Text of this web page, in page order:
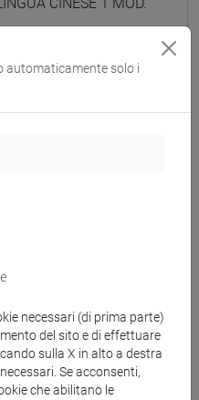
A-E
F-O
CINESE 1 MOD.
DI LINGUA CINESE 1
DI LINGUA CINESE 1
DI LINGUA CINESE 1
M-R
DI LINGUA CINESE 1
S-Z
automaticamente solo i
necessari (di prima parte)
del sito e di effettuare
sulla X in alto a destra
Se acconsenti,
che abilitano le